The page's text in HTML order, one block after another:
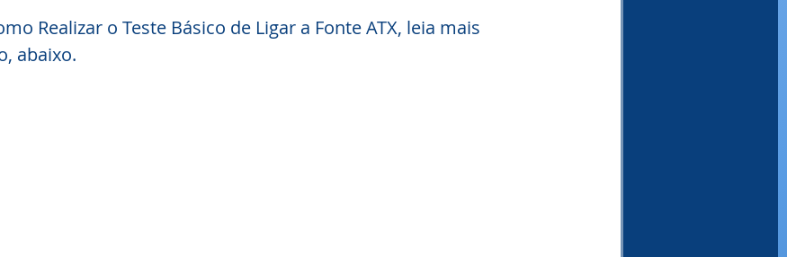
Realizar o Teste Básico de Ligar a Fonte ATX, leia mais
abaixo.